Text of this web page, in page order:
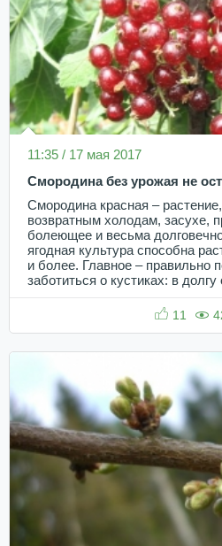
11:35 / 17 мая 2017
Смородина без урожая не
Смородина красная –
возвратным холодам, засухе,
болеющее и весьма
ягодная культура способна
и более. Главное – правильно
заботиться о кустиках: в долгу
11